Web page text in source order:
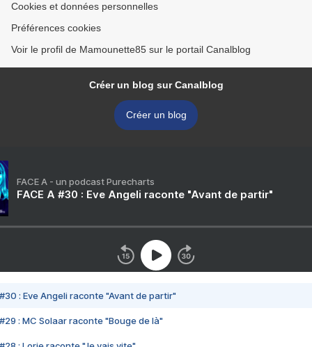
Cookies et données personnelles
Préférences cookies
Voir le profil de Mamounette85 sur le portail Canalblog
Créer un blog sur Canalblog
Créer un blog
FACE A - un podcast Purecharts
FACE A #30 : Eve Angeli raconte "Avant de partir"
#30 : Eve Angeli raconte "Avant de partir"
#29 : MC Solaar raconte "Bouge de là"